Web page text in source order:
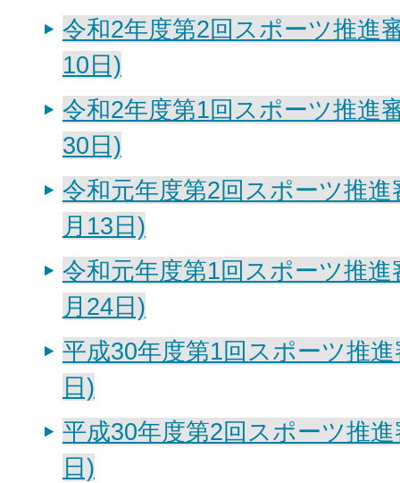
令和2年度第2回スポーツ推進
10日)
令和2年度第1回スポーツ推進
30日)
令和元年度第2回スポーツ推
月13日)
令和元年度第1回スポーツ推
月24日)
平成30年度第1回スポーツ推
日)
平成30年度第2回スポーツ推
日)